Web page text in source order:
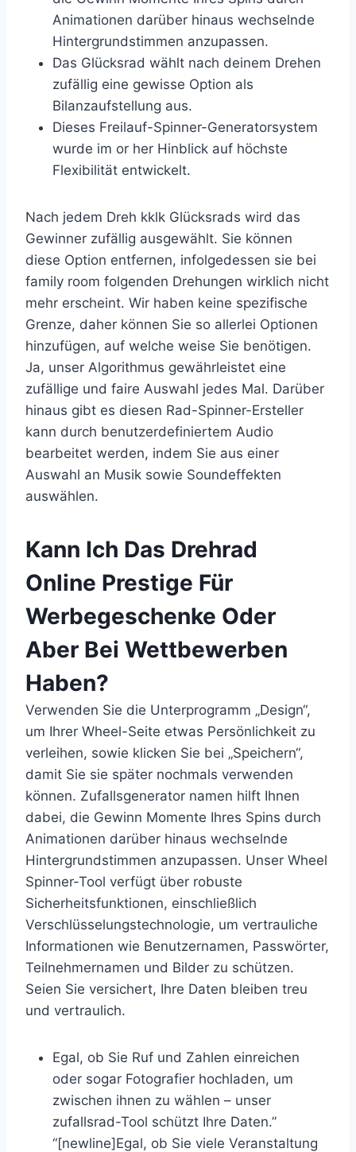
Animationen darüber hinaus wechselnde
Hintergrundstimmen anzupassen.
Das Glücksrad wählt nach deinem Drehen
zufällig eine gewisse Option als
Bilanzaufstellung aus.
Dieses Freilauf-Spinner-Generatorsystem
wurde im or her Hinblick auf höchste
Flexibilität entwickelt.
Nach jedem Dreh kklk Glücksrads wird das
Gewinner zufällig ausgewählt. Sie können
diese Option entfernen, infolgedessen sie bei
family room folgenden Drehungen wirklich nicht
mehr erscheint. Wir haben keine spezifische
Grenze, daher können Sie so allerlei Optionen
hinzufügen, auf welche weise Sie benötigen.
Ja, unser Algorithmus gewährleistet eine
zufällige und faire Auswahl jedes Mal. Darüber
hinaus gibt es diesen Rad-Spinner-Ersteller
kann durch benutzerdefiniertem Audio
bearbeitet werden, indem Sie aus einer
Auswahl an Musik sowie Soundeffekten
auswählen.
Kann Ich Das Drehrad
Online Prestige Für
Werbegeschenke Oder
Aber Bei Wettbewerben
Haben?
Verwenden Sie die Unterprogramm „Design“,
um Ihrer Wheel-Seite etwas Persönlichkeit zu
verleihen, sowie klicken Sie bei „Speichern“,
damit Sie sie später nochmals verwenden
können. Zufallsgenerator namen hilft Ihnen
dabei, die Gewinn Momente Ihres Spins durch
Animationen darüber hinaus wechselnde
Hintergrundstimmen anzupassen. Unser Wheel
Spinner-Tool verfügt über robuste
Sicherheitsfunktionen, einschließlich
Verschlüsselungstechnologie, um vertrauliche
Informationen wie Benutzernamen, Passwörter,
Teilnehmernamen und Bilder zu schützen.
Seien Sie versichert, Ihre Daten bleiben treu
und vertraulich.
Egal, ob Sie Ruf und Zahlen einreichen
oder sogar Fotografier hochladen, um
zwischen ihnen zu wählen – unser
zufallsrad-Tool schützt Ihre Daten.”
“[newline]Egal, ob Sie viele Veranstaltung